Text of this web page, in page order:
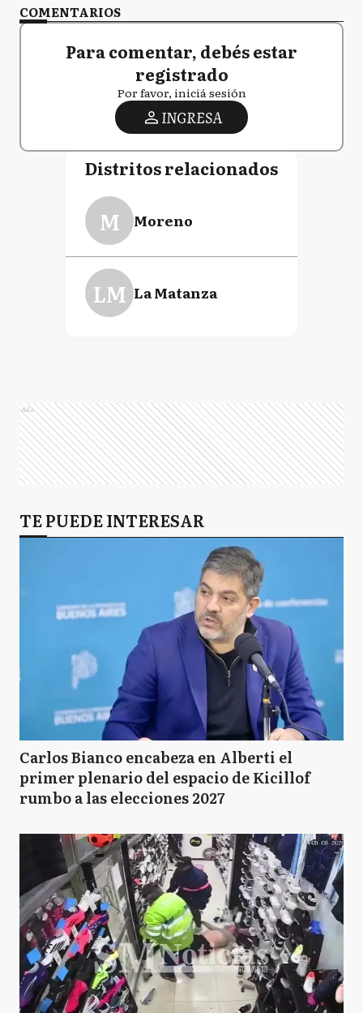
COMENTARIOS
Para comentar, debés estar
registrado
Por favor, iniciá sesión
INGRESA
Distritos relacionados
M Moreno
LM La Matanza
Ads
TE PUEDE INTERESAR
Carlos Bianco encabeza en Alberti el
primer plenario del espacio de Kicillof
rumbo a las elecciones 2027